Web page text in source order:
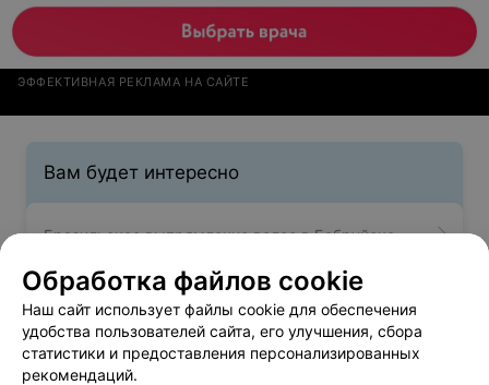
ЭФФЕКТИВНАЯ РЕКЛАМА НА САЙТЕ
Вам будет интересно
Бразильское выпрямление волос в Бобруйске
Кератиновое выпрямление волос в Бобруйске
Ламинирование волос в Бобруйске
Обработка файлов cookie
Наш сайт использует файлы cookie для обеспечения
удобства пользователей сайта, его улучшения, сбора
статистики и предоставления персонализированных
рекомендаций.